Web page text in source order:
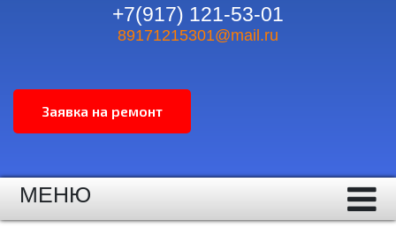
+7(917) 121-53-01
89171215301@mail.ru
МЕНЮ